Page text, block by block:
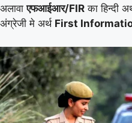
अलावाएफआईआर/FIR का हिन्दी
अंग्रेजी मे अर्थ First